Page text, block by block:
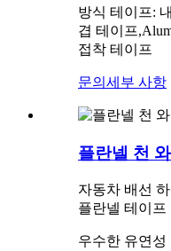
방식 테이프:
겹 테이프
접착 테이프
문의 세부 사항
플란넬 천
자동차 배선
플란넬 테이프
우수한 유연성